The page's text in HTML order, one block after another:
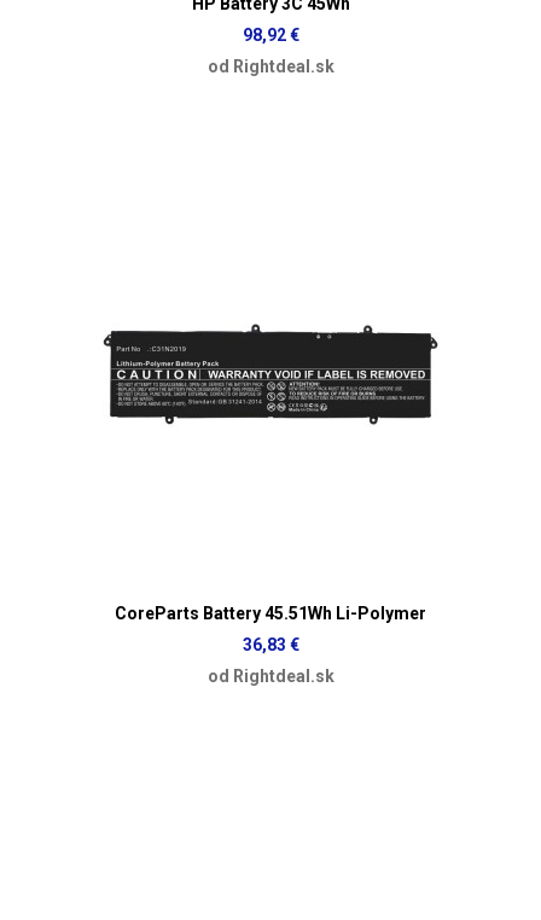
98,92 €
od Rightdeal.sk
CoreParts Battery 45.51Wh Li-Polymer
36,83 €
od Rightdeal.sk